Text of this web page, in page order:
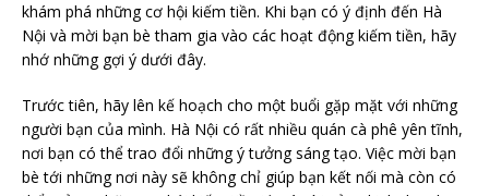
khám phá những cơ hội kiếm tiền. Khi bạn có ý định đến Hà
Nội và mời bạn bè tham gia vào các hoạt động kiếm tiền, hãy
nhớ những gợi ý dưới đây.
Trước tiên, hãy lên kế hoạch cho một buổi gặp mặt với những
người bạn của mình. Hà Nội có rất nhiều quán cà phê yên tĩnh,
nơi bạn có thể trao đổi những ý tưởng sáng tạo. Việc mời bạn
bè tới những nơi này sẽ không chỉ giúp bạn kết nối mà còn có